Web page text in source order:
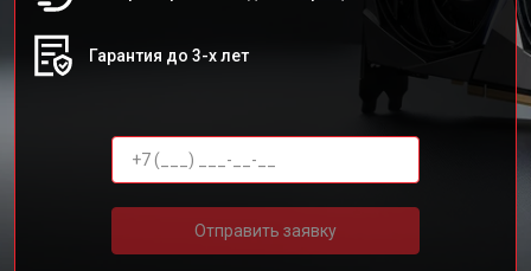
Гарантия до 3-х лет
Отправить заявку